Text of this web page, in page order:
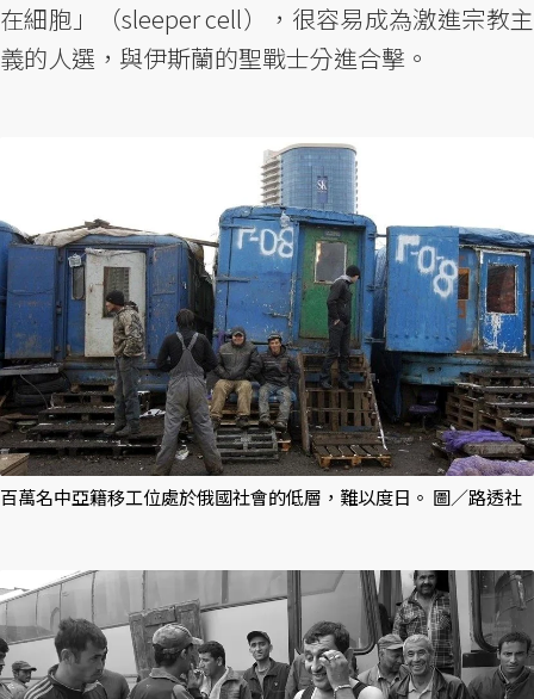
在細胞」（sleeper cell），很容易成為激進宗教主
義的人選，與伊斯蘭的聖戰士分進合擊。
百萬名中亞籍移工位處於俄國社會的低層，難以度日。 圖／路透社